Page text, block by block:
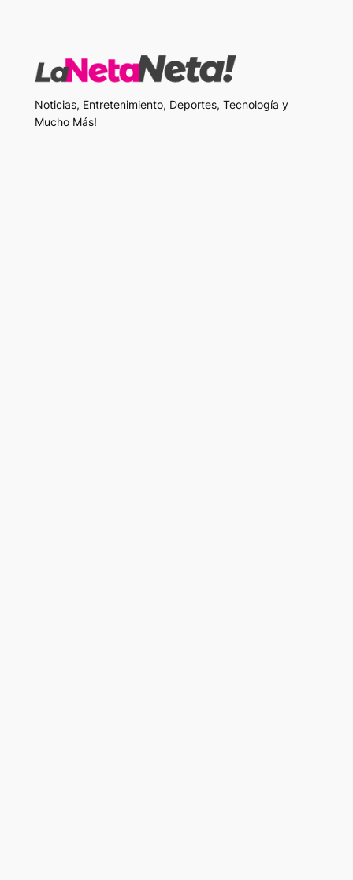
Noticias, Entretenimiento, Deportes, Tecnología y
Mucho Más!